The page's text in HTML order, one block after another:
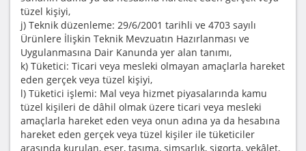
tüzel kişiyi,
j) Teknik düzenleme: 29/6/2001 tarihli ve 4703 sayılı
Ürünlere İlişkin Teknik Mevzuatın Hazırlanması ve
Uygulanmasına Dair Kanunda yer alan tanımı,
k) Tüketici: Ticari veya mesleki olmayan amaçlarla hareket
eden gerçek veya tüzel kişiyi,
l) Tüketici işlemi: Mal veya hizmet piyasalarında kamu
tüzel kişileri de dâhil olmak üzere ticari veya mesleki
amaçlarla hareket eden veya onun adına ya da hesabına
hareket eden gerçek veya tüzel kişiler ile tüketiciler
arasında kurulan, eser, taşıma, simsarlık, sigorta, vekâlet,